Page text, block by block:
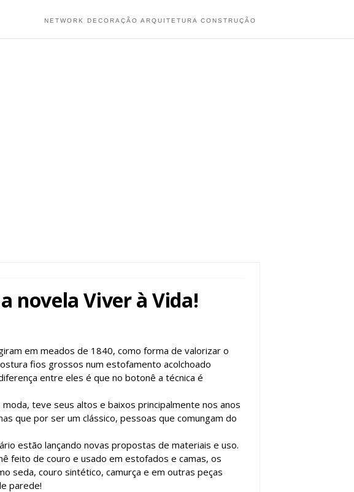
NETWORK DECORAÇÃO ARQUITETURA CONSTRUÇÃO
novela Viver à Vida!
em meados de 1840, como forma de valorizar o
fios grossos num estofamento acolchoado
entre eles é que no botonê a técnica é
teve seus altos e baixos principalmente nos anos
que por ser um clássico, pessoas que comungam do
estão lançando novas propostas de materiais e uso.
feito de couro e usado em estofados e camas, os
seda, couro sintético, camurça e em outras peças
parede!